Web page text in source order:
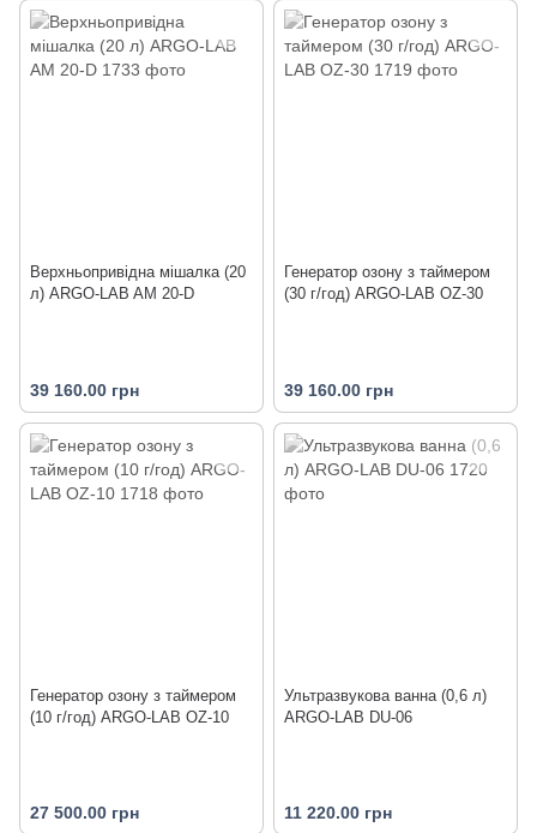
Верхньопривідна мішалка (20
л) ARGO-LAB AM 20-D
39 160.00 грн
Генератор озону з таймером
(30 г/год) ARGO-LAB OZ-30
39 160.00 грн
Генератор озону з таймером
(10 г/год) ARGO-LAB OZ-10
27 500.00 грн
Ультразвукова ванна (0,6 л)
ARGO-LAB DU-06
11 220.00 грн